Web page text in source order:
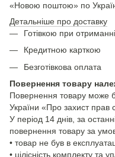
«Новою поштою» по
Детальніше про доставку
Готівкою при отриманні
Кредитною карткою
Безготівкова оплата
Повернення товару
Повернення товару може
України «Про захист прав
У період 14 днів, за
повернення товару за
• товар не був в
• цілісність комплекту та